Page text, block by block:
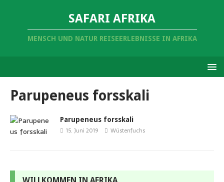
SAFARI AFRIKA
MENSCH UND NATUR REISEERLEBNISSE IN AFRIKA
Parupeneus forsskali
Parupeneus forsskali
15. Juni 2019 Wüstenfuchs